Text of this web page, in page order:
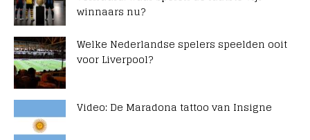
winnaars nu?
Welke Nederlandse spelers speelden ooit
voor Liverpool?
Video: De Maradona tattoo van Insigne